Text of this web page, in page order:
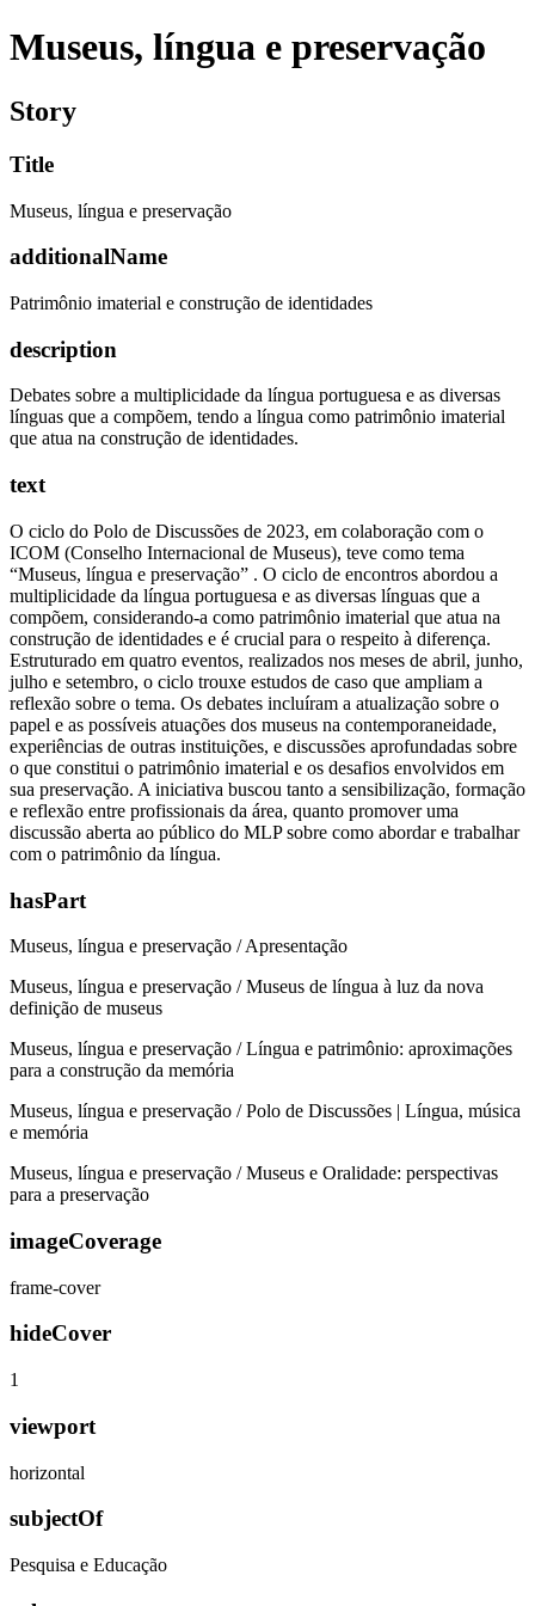
Museus, língua e preservação
Story
Title
Museus, língua e preservação
additionalName
Patrimônio imaterial e construção de identidades
description
Debates sobre a multiplicidade da língua portuguesa e as diversas
línguas que a compõem, tendo a língua como patrimônio imaterial
que atua na construção de identidades.
text
O ciclo do Polo de Discussões de 2023, em colaboração com o
ICOM (Conselho Internacional de Museus), teve como tema
“Museus, língua e preservação” . O ciclo de encontros abordou a
multiplicidade da língua portuguesa e as diversas línguas que a
compõem, considerando-a como patrimônio imaterial que atua na
construção de identidades e é crucial para o respeito à diferença.
Estruturado em quatro eventos, realizados nos meses de abril, junho,
julho e setembro, o ciclo trouxe estudos de caso que ampliam a
reflexão sobre o tema. Os debates incluíram a atualização sobre o
papel e as possíveis atuações dos museus na contemporaneidade,
experiências de outras instituições, e discussões aprofundadas sobre
o que constitui o patrimônio imaterial e os desafios envolvidos em
sua preservação. A iniciativa buscou tanto a sensibilização, formação
e reflexão entre profissionais da área, quanto promover uma
discussão aberta ao público do MLP sobre como abordar e trabalhar
com o patrimônio da língua.
hasPart
Museus, língua e preservação / Apresentação
Museus, língua e preservação / Museus de língua à luz da nova
definição de museus
Museus, língua e preservação / Língua e patrimônio: aproximações
para a construção da memória
Museus, língua e preservação / Polo de Discussões | Língua, música
e memória
Museus, língua e preservação / Museus e Oralidade: perspectivas
para a preservação
imageCoverage
frame-cover
hideCover
1
viewport
horizontal
subjectOf
Pesquisa e Educação